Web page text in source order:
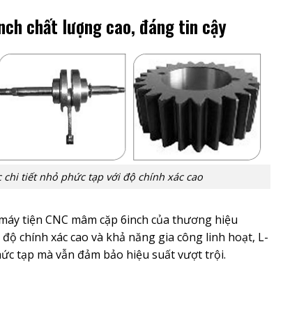
chất lượng cao, đáng tin cậy
chi tiết nhỏ phức tạp với độ chính xác cao
tiện CNC mâm cặp 6inch của thương hiệu
chính xác cao và khả năng gia công linh hoạt, L-
tạp mà vẫn đảm bảo hiệu suất vượt trội.